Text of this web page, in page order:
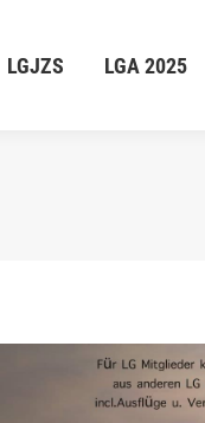
LGJZS LGA 2025